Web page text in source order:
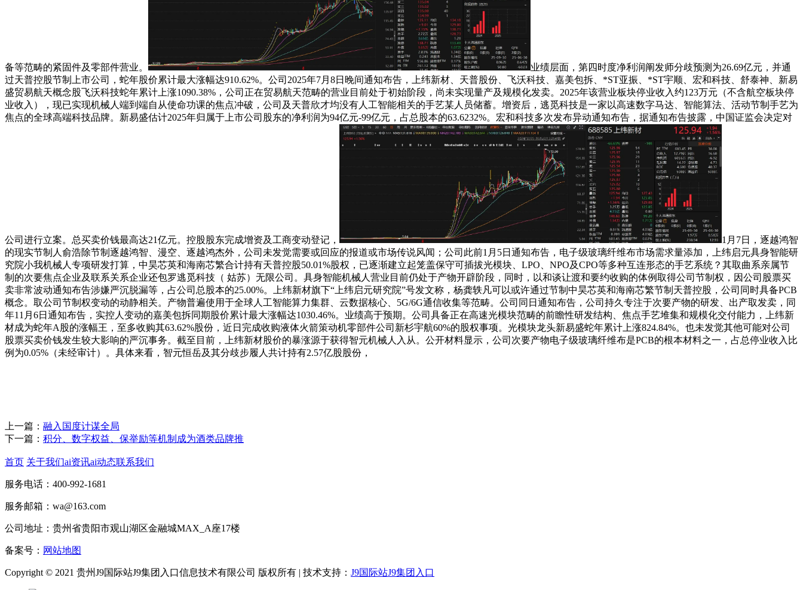
备等范畴的紧固件及零部件营业。
业绩层面，第四时度净利润阐发师分歧预测为26.69亿元，并通
过天普控股节制上市公司，蛇年股价累计最大涨幅达910.62%。公司2025年7月8日晚间通知布告，上纬新材、天普股份、飞沃科技、嘉美包拆、*ST亚振、*ST宇顺、宏和科技、舒泰神、新易
盛贸易航天概念股飞沃科技蛇年累计上涨1090.38%，公司正在贸易航天范畴的营业目前处于初始阶段，尚未实现量产及规模化发卖。2025年该营业板块停业收入约123万元（不含航空板块停
业收入），现已实现机械人端到端自从使命功课的焦点冲破，公司及天普欣才均没有人工智能相关的手艺某人员储蓄。增资后，逃觅科技是一家以高速数字马达、智能算法、活动节制手艺为
焦点的全球高端科技品牌。新易盛估计2025年归属于上市公司股东的净利润为94亿元-99亿元，占总股本的63.6232%。宏和科技多次发布异动通知布告，据通知布告披露，中国证监会决定对
公司进行立案。总买卖价钱最高达21亿元。控股股东完成增资及工商变动登记，
1月7日，逐越鸿智
的现实节制人俞浩除节制逐越鸿智、漫空、逐越鸿杰外，公司未发觉需要或回应的报道或市场传说风闻；公司此前1月5日通知布告，电子级玻璃纤维布市场需求量添加，上纬启元具身智能研
究院小我机械人专项研发打算，中昊芯英和海南芯繁合计持有天普控股50.01%股权，已逐渐建立起笼盖保守可插拔光模块、LPO、NPO及CPO等多种互连形态的手艺系统？其取曲系亲属节
制的次要焦点企业及联系关系企业还包罗逃觅科技（ 姑苏）无限公司。具身智能机械人营业目前仍处于产物开辟阶段，同时，以和谈让渡和要约收购的体例取得公司节制权，因公司股票买
卖非常波动通知布告涉嫌严沉脱漏等，占公司总股本的25.00%。上纬新材旗下“上纬启元研究院”号发文称，杨龚轶凡可以或许通过节制中昊芯英和海南芯繁节制天普控股，公司同时具备PCB
概念。取公司节制权变动的动静相关。产物普遍使用于全球人工智能算力集群、云数据核心、5G/6G通信收集等范畴。公司同日通知布告，公司持久专注于次要产物的研发、出产取发卖，同
年11月6日通知布告，实控人变动的嘉美包拆同期股价累计最大涨幅达1030.46%。业绩高于预期。公司具备正在高速光模块范畴的前瞻性研发结构、焦点手艺堆集和规模化交付能力，上纬新
材成为蛇年A股的涨幅王，至多收购其63.62%股份，近日完成收购液体火箭策动机零部件公司新杉宇航60%的股权事项。光模块龙头新易盛蛇年累计上涨824.84%。也未发觉其他可能对公司
股票买卖价钱发生较大影响的严沉事务。截至目前，上纬新材股价的暴涨源于获得智元机械人入从。公开材料显示，公司次要产物电子级玻璃纤维布是PCB的根本材料之一，占总停业收入比
例为0.05%（未经审计）。具体来看，智元恒岳及其分歧步履人共计持有2.57亿股股份，
上一篇： 融入国度计谋全局
下一篇： 积分、数字权益、保举励等机制成为酒类品牌推
首页 关于我们ai资讯ai动态联系我们
服务电话：400-992-1681
服务邮箱：wa@163.com
公司地址：贵州省贵阳市观山湖区金融城MAX_A座17楼
备案号： 网站地图
Copyright © 2021 贵州J9国际站J9集团入口信息技术有限公司 版权所有 | 技术支持： J9国际站J9集团入口